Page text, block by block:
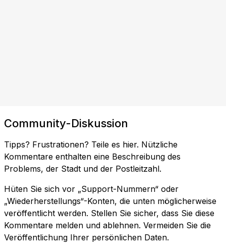
Community-Diskussion
Tipps? Frustrationen? Teile es hier. Nützliche
Kommentare enthalten eine Beschreibung des
Problems, der Stadt und der Postleitzahl.
Hüten Sie sich vor „Support-Nummern“ oder
„Wiederherstellungs“-Konten, die unten möglicherweise
veröffentlicht werden. Stellen Sie sicher, dass Sie diese
Kommentare melden und ablehnen. Vermeiden Sie die
Veröffentlichung Ihrer persönlichen Daten.